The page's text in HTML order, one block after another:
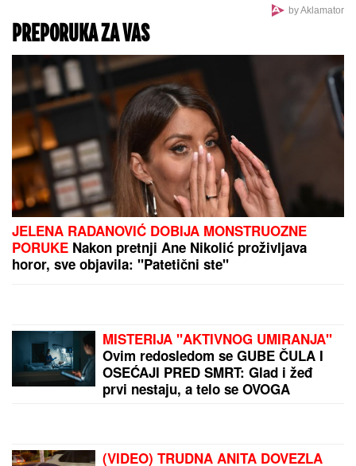
STIGLOUPOZORENjE U HUMSKOJ! Crno-belima se
loše piše!
ČETIRI HELIKOPTERA U VAZDUHU, BUKTI 1.500
HEKTARA:Dačić objavio dramatičan snimak iz
Deliblatske peščare: Umorni su, ali ne staju